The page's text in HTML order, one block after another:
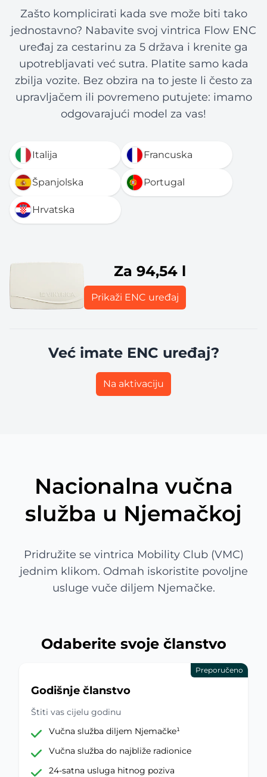
Zašto komplicirati kada sve može biti tako
jednostavno? Nabavite svoj vintrica Flow ENC
uređaj za cestarinu za 5 država i krenite ga
upotrebljavati već sutra. Platite samo kada
zbilja vozite. Bez obzira na to jeste li često za
upravljačem ili povremeno putujete: imamo
odgovarajući model za vas!
Italija Francuska
Španjolska Portugal
Hrvatska
Za 94,54 l
Prikaži ENC uređaj
Već imate ENC uređaj?
Na aktivaciju
Nacionalna vučna
služba u Njemačkoj
Pridružite se vintrica Mobility Club (VMC)
jednim klikom. Odmah iskoristite povoljne
usluge vuče diljem Njemačke.
Odaberite svoje članstvo
Preporučeno
Godišnje članstvo
Štiti vas cijelu godinu
Vučna služba diljem Njemačke¹
Vučna služba do najbliže radionice
24-satna usluga hitnog poziva